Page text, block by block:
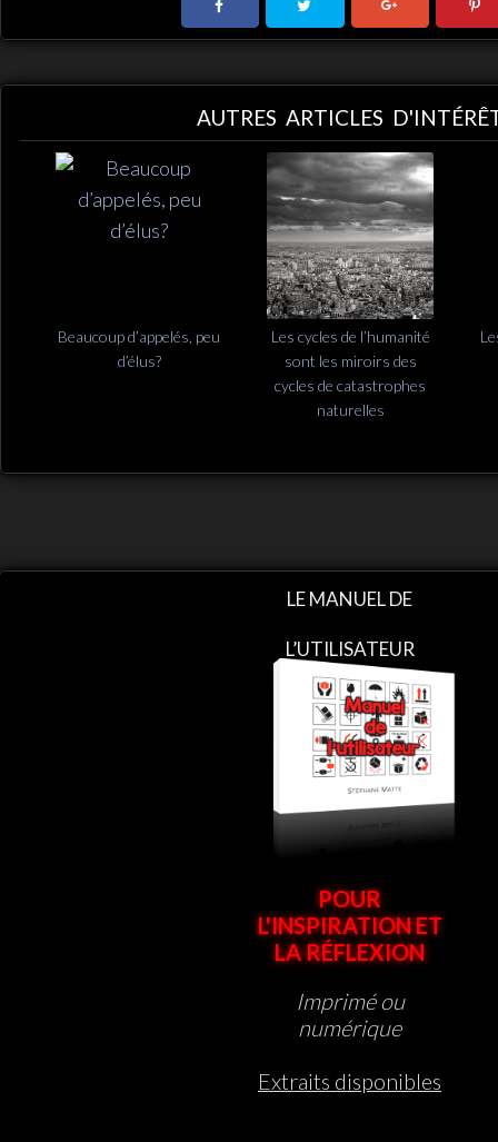
AUTRES ARTICLES
Beaucoup d’appelés, peu
d’élus?
Les cycles de l’humanité
sont les miroirs des
cycles de catastrophes
naturelles
LE MANUEL DE
L’UTILISATEUR
POUR
L'INSPIRATION ET
LA RÉFLEXION
Imprimé ou
numérique
Extraits disponibles